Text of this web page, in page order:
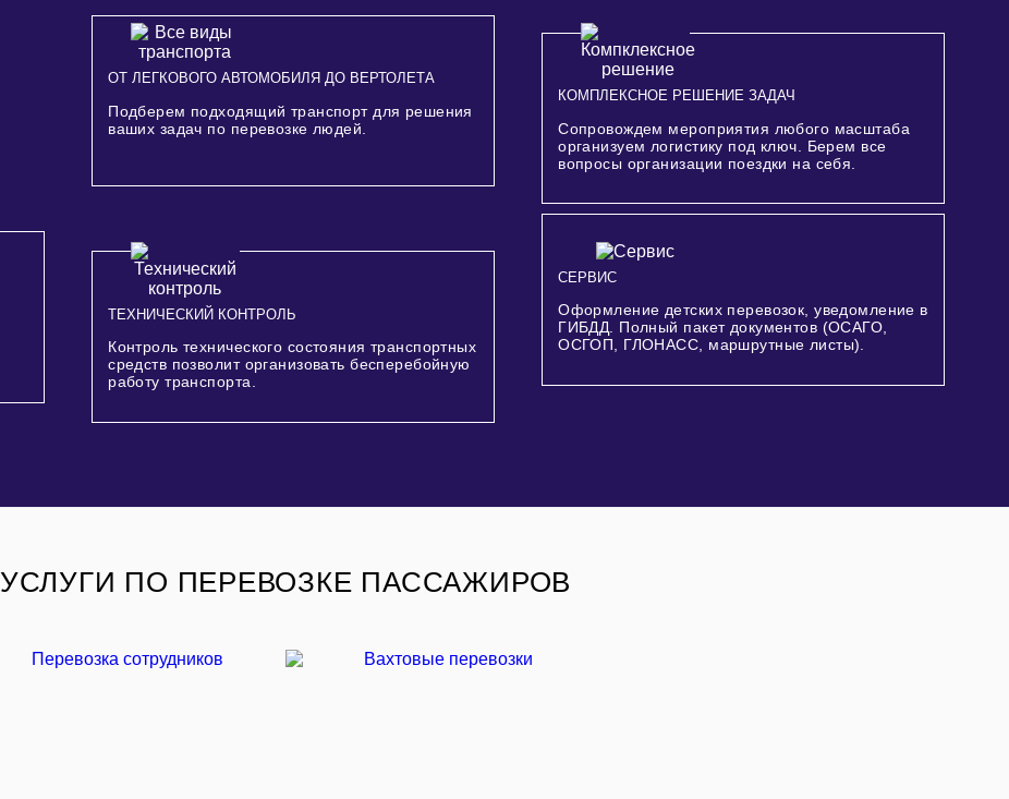
ОТ ЛЕГКОВОГО АВТОМОБИЛЯ ДО ВЕРТОЛЕТА
Подберем подходящий транспорт для решения
ваших задач по перевозке людей.
КОМПЛЕКСНОЕ РЕШЕНИЕ ЗАДАЧ
Сопровождем мероприятия любого масштаба
организуем логистику под ключ. Берем все
вопросы организации поездки на себя.
ТЕХНИЧЕСКИЙ КОНТРОЛЬ
Контроль технического состояния транспортных
средств позволит организовать бесперебойную
работу транспорта.
СЕРВИС
Оформление детских перевозок, уведомление в
ГИБДД. Полный пакет документов (ОСАГО,
ОСГОП, ГЛОНАСС, маршрутные листы).
УСЛУГИ ПО ПЕРЕВОЗКЕ ПАССАЖИРОВ